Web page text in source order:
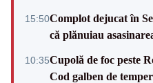
15:50Complot dejucat în
că plănuiau
10:35Cupolă de foc peste
Cod galben de